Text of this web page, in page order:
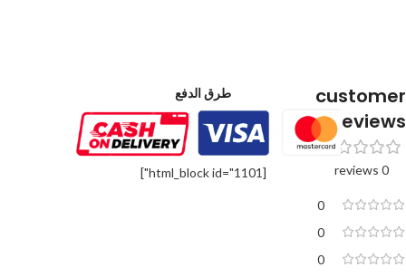
customer
reviews
0 reviews
0
0
0
طرق الدفع
[html_block id="1101"]